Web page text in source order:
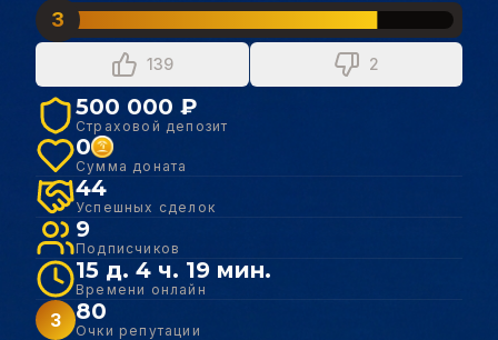
3
139 2
500 000 ₽
Страховой депозит
0
Сумма доната
44
Успешных сделок
9
Подписчиков
15 д. 4 ч. 19 мин.
Времени онлайн
3 80
Очки репутации